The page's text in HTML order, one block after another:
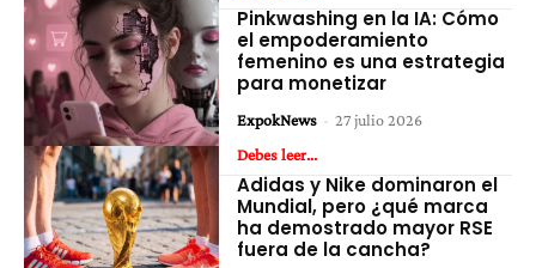
Pinkwashing en la IA: Cómo
el empoderamiento
femenino es una estrategia
para monetizar
ExpokNews - 27 julio 2026
Debes leer...
Adidas y Nike dominaron el
Mundial, pero ¿qué marca
ha demostrado mayor RSE
fuera de la cancha?